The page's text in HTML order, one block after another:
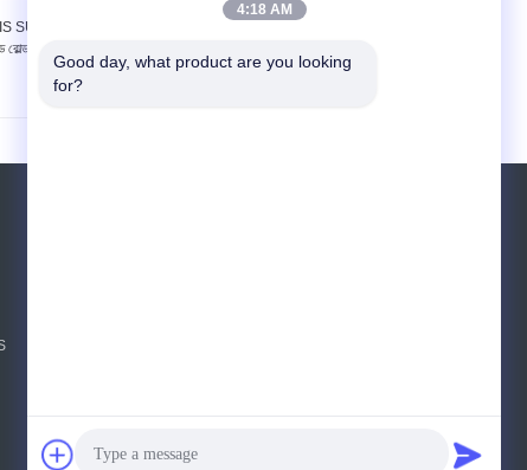
SUS631 17-7PH
রোল্ড স্টেইনলেস স্টীল স্ট্রিপ
এবং শীট
কয়েল শীট
4:18 AM
Good day, what product are you looking
for?